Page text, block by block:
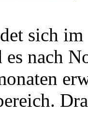
sich
es nach